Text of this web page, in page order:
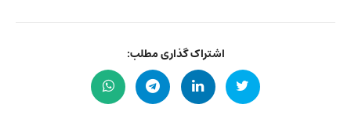
اشتراک گذاری مطلب: